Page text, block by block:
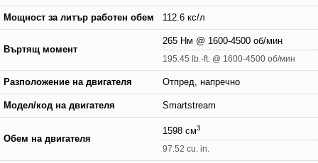
Мощност за литър работен обем 112.6 кс/л
Въртящ момент
265 Нм @ 1600-4500 об/мин
195.45 lb.-ft. @ 1600-4500 об/мин
Разположение на двигателя Отпред, напречно
Модел/код на двигателя Smartstream
Обем на двигателя
1598 см3
97.52 cu. in.